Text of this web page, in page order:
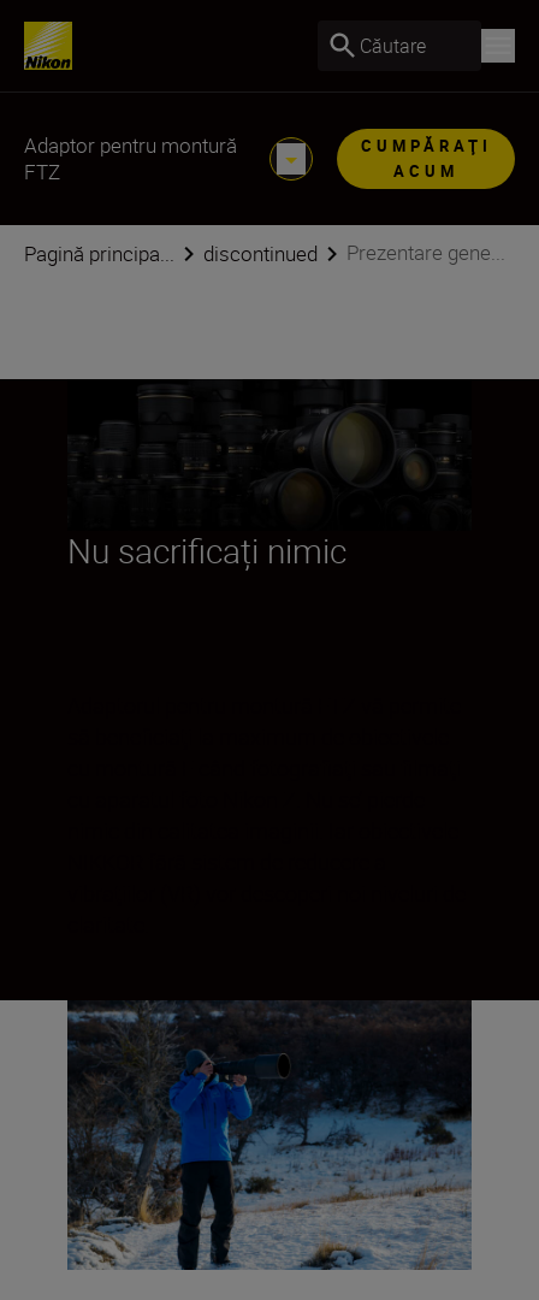
Căutare
Adaptor pentru montură
FTZ
CUMPĂRAŢI
ACUM
Pagină principa... discontinued Prezentare gene...
Nu sacrificați nimic